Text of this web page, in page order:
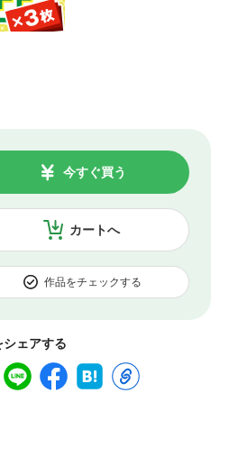
カートへ
今すぐ買う
作品をチェックする
シェアする